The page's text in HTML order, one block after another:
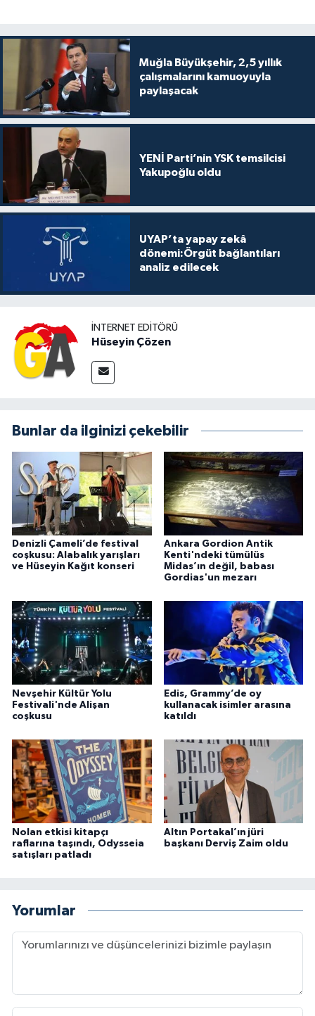
Muğla Büyükşehir, 2,5 yıllık
çalışmalarını kamuoyuyla
paylaşacak
YENİ Parti’nin YSK temsilcisi
Yakupoğlu oldu
UYAP’ta yapay zekâ
dönemi:Örgüt bağlantıları
analiz edilecek
İNTERNET EDITÖRÜ
Hüseyin Çözen
Bunlar da ilginizi çekebilir
Denizli Çameli’de festival
coşkusu: Alabalık yarışları
ve Hüseyin Kağıt konseri
Ankara Gordion Antik
Kenti'ndeki tümülüs
Midas’ın değil, babası
Gordias'un mezarı
Nevşehir Kültür Yolu
Festivali'nde Alişan
coşkusu
Edis, Grammy’de oy
kullanacak isimler arasına
katıldı
Nolan etkisi kitapçı
raflarına taşındı, Odysseia
satışları patladı
Altın Portakal’ın jüri
başkanı Derviş Zaim oldu
Yorumlar